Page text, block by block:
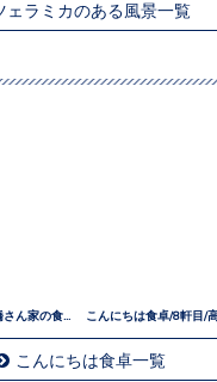
ェラミカのある風景一覧
こんにちは食卓一覧